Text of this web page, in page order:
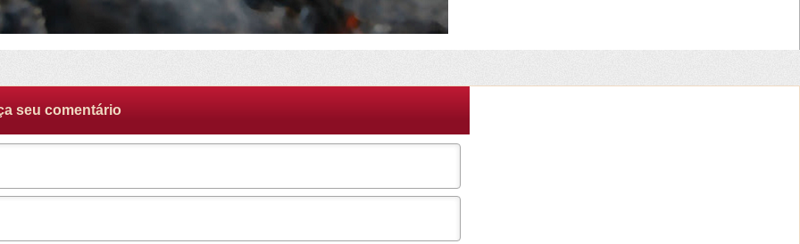
seu comentário